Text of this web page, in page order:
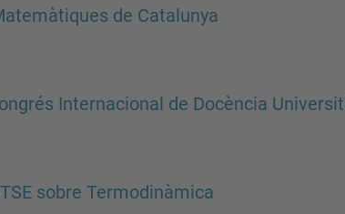
de Catalunya
Internacional de Docència
sobre Termodinàmica